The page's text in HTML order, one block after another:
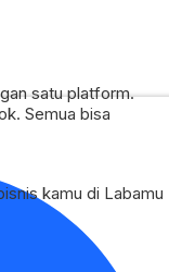
kamu di Labamu
satu platform.
Semua bisa